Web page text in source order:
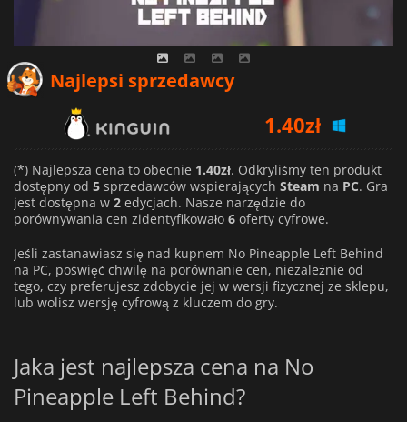
Najlepsi sprzedawcy
1.40zł
4.51zł
4.93zł
(*) Najlepsza cena to obecnie 1.40zł. Odkryliśmy ten produkt
dostępny od 5 sprzedawców wspierających Steam na PC. Gra
jest dostępna w 2 edycjach. Nasze narzędzie do
porównywania cen zidentyfikowało 6 oferty cyfrowe.
Jeśli zastanawiasz się nad kupnem No Pineapple Left Behind
na PC, poświęć chwilę na porównanie cen, niezależnie od
tego, czy preferujesz zdobycie jej w wersji fizycznej ze sklepu,
lub wolisz wersję cyfrową z kluczem do gry.
Jaka jest najlepsza cena na No
Pineapple Left Behind?